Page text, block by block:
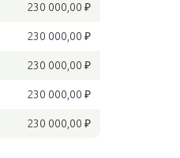
230 000,00 ₽
230 000,00 ₽
230 000,00 ₽
230 000,00 ₽
230 000,00 ₽